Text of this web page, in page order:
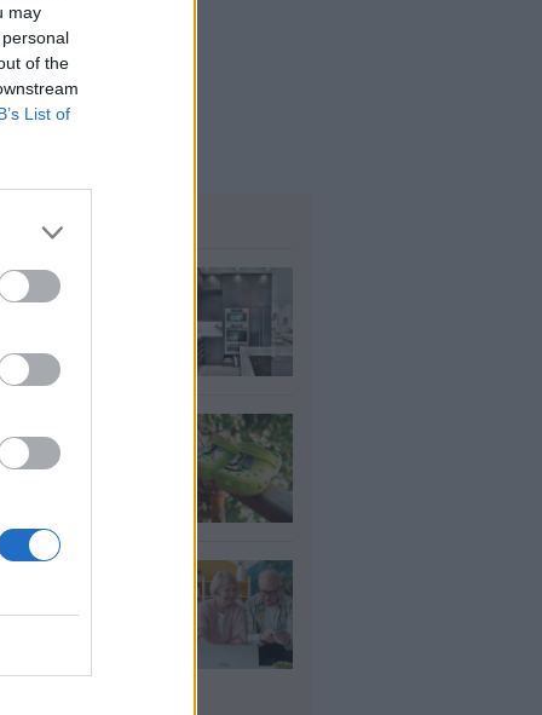
may
of the
List of
το τέλος
φούρνων
2026
crocs χωρίς
να ελέγξουν